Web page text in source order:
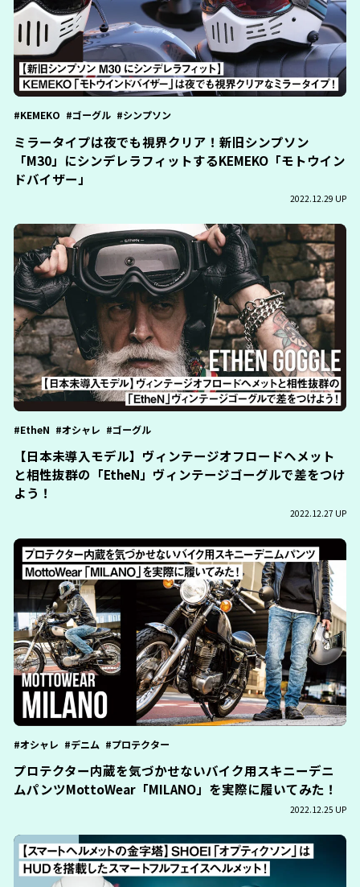
KEMEKO ゴーグル シンプソン
ミラータイプは夜でも視界クリア！新旧シンプソン
「M30」にシンデレラフィットするKEMEKO「モトウイン
ドバイザー」
2022.12.29 UP
EtheN オシャレ ゴーグル
【日本未導入モデル】ヴィンテージオフロードヘメット
と相性抜群の「EtheN」ヴィンテージゴーグルで差をつけ
よう！
2022.12.27 UP
オシャレ デニム プロテクター
プロテクター内蔵を気づかせないバイク用スキニーデニ
ムパンツMottoWear「MILANO」を実際に履いてみた！
2022.12.25 UP